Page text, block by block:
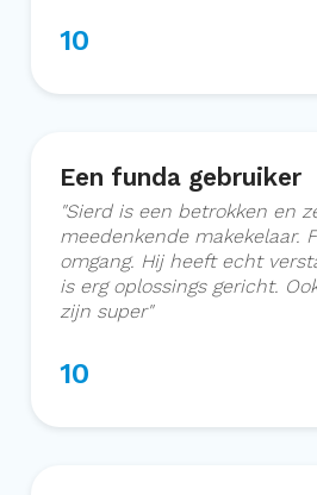
10
Een funda gebruiker
"Sierd is een betrokken en
meedenkende makekelaar.
omgang. Hij heeft echt
is erg oplossings gericht.
zijn super"
10